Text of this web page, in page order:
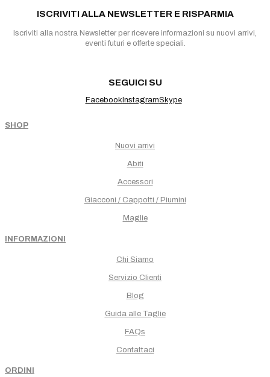
ISCRIVITI ALLA NEWSLETTER E RISPARMIA
Iscriviti alla nostra Newsletter per ricevere informazioni su nuovi arrivi,
eventi futuri e offerte speciali.
SEGUICI SU
FacebookInstagramSkype
SHOP
Nuovi arrivi
Abiti
Accessori
Giacconi / Cappotti / Piumini
Maglie
INFORMAZIONI
Chi Siamo
Servizio Clienti
Blog
Guida alle Taglie
FAQs
Contattaci
ORDINI